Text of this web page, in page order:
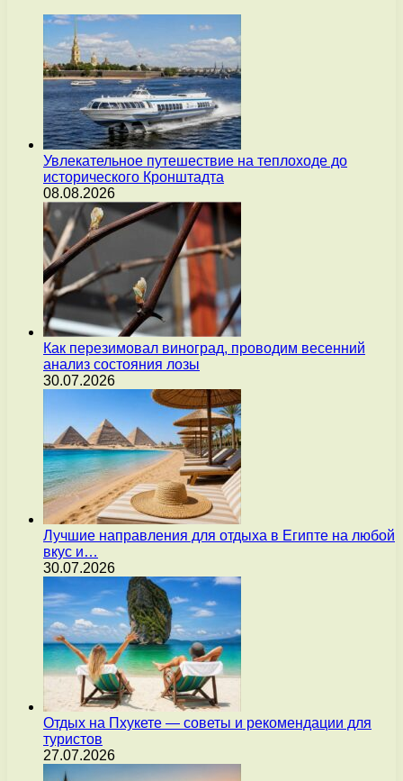
Увлекательное путешествие на теплоходе до
исторического Кронштадта
08.08.2026
Как перезимовал виноград, проводим весенний
анализ состояния лозы
30.07.2026
Лучшие направления для отдыха в Египте на любой
вкус и…
30.07.2026
Отдых на Пхукете — советы и рекомендации для
туристов
27.07.2026